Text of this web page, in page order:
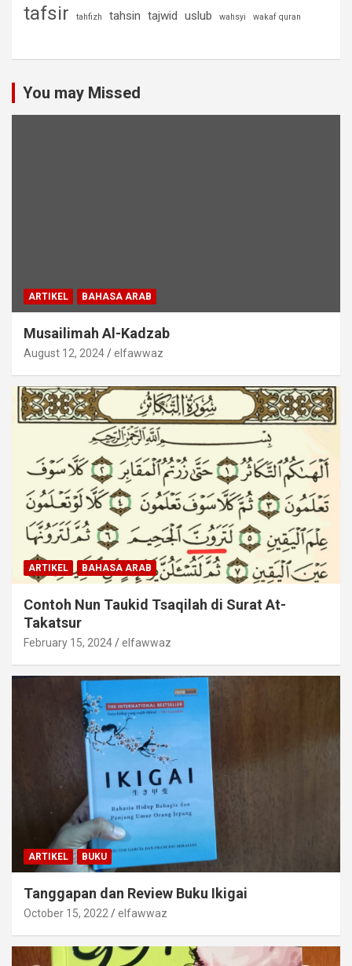
tafsir tahfizh tahsin tajwid uslub wahsyi wakaf quran
You may Missed
ARTIKEL BAHASA ARAB
Musailimah Al-Kadzab
August 12, 2024 elfawwaz
ARTIKEL BAHASA ARAB
Contoh Nun Taukid Tsaqilah di Surat At-
Takatsur
February 15, 2024 elfawwaz
ARTIKEL BUKU
Tanggapan dan Review Buku Ikigai
October 15, 2022 elfawwaz